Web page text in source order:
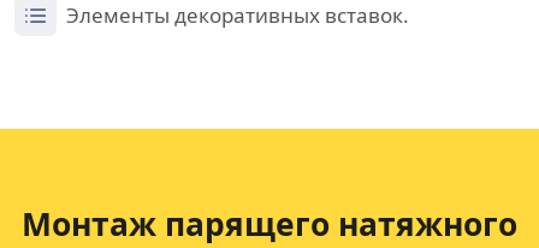
Элементы декоративных вставок.
Монтаж парящего натяжного